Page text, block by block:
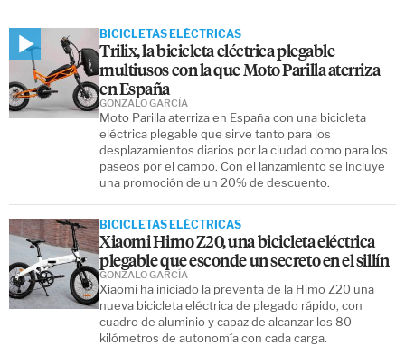
BICICLETAS ELÉCTRICAS
Trilix, la bicicleta eléctrica plegable
multiusos con la que Moto Parilla aterriza
en España
Moto Parilla aterriza en España con una bicicleta
eléctrica plegable que sirve tanto para los
desplazamientos diarios por la ciudad como para los
paseos por el campo. Con el lanzamiento se incluye
una promoción de un 20% de descuento.
GONZALO GARCÍA
BICICLETAS ELÉCTRICAS
Xiaomi Himo Z20, una bicicleta eléctrica
plegable que esconde un secreto en el sillín
Xiaomi ha iniciado la preventa de la Himo Z20 una
nueva bicicleta eléctrica de plegado rápido, con
cuadro de aluminio y capaz de alcanzar los 80
kilómetros de autonomía con cada carga.
GONZALO GARCÍA